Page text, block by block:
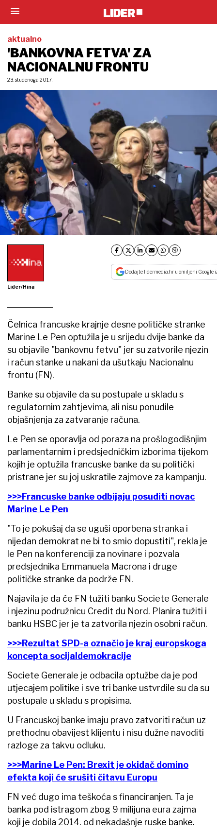
aktualno
'BANKOVNA FETVA' ZA
NACIONALNU FRONTU
23. studenoga 2017.
Lider/Hina
Dodajte lidermedia.hr u omiljeni Google
Čelnica francuske krajnje desne političke stranke
Marine Le Pen optužila je u srijedu dvije banke da
su objavile "bankovnu fetvu" jer su zatvorile njezin
i račun stanke u nakani da ušutkaju Nacionalnu
frontu (FN).
Banke su objavile da su postupale u skladu s
regulatornim zahtjevima, ali nisu ponudile
objašnjenja za zatvaranje računa.
Le Pen se oporavlja od poraza na prošlogodišnjim
parlamentarnim i predsjedničkim izborima tijekom
kojih je optužila francuske banke da su politički
pristrane jer su joj uskratile zajmove za kampanju.
>>>Francuske banke odbijaju posuditi novac
Marine Le Pen
"To je pokušaj da se uguši oporbena stranka i
nijedan demokrat ne bi to smio dopustiti", rekla je
le Pen na konferenciji za novinare i pozvala
predsjednika Emmanuela Macrona i druge
političke stranke da podrže FN.
Najavila je da će FN tužiti banku Societe Generale
i njezinu podružnicu Credit du Nord. Planira tužiti i
banku HSBC jer je ta zatvorila njezin osobni račun.
>>>Rezultat SPD-a označio je kraj europskoga
koncepta socijaldemokracije
Societe Generale je odbacila optužbe da je pod
utjecajem politike i sve tri banke ustvrdile su da su
postupale u skladu s propisima.
U Francuskoj banke imaju pravo zatvoriti račun uz
prethodnu obavijest klijentu i nisu dužne navoditi
razloge za takvu odluku.
>>>Marine Le Pen: Brexit je okidač domino
efekta koji će srušiti čitavu Europu
FN već dugo ima teškoća s financiranjen. Ta je
banka pod istragom zbog 9 milijuna eura zajma
koji je dobila 2014. od nekadašnje ruske banke.